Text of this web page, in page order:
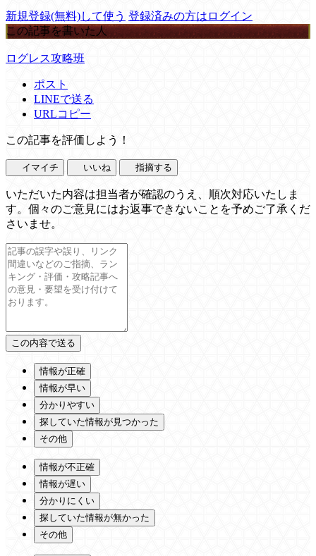
新規登録(無料)して使う 登録済みの方はログイン
この記事を書いた人
ログレス攻略班
ポスト
LINEで送る
URLコピー
この記事を評価しよう！
イマイチ いいね 指摘する
いただいた内容は担当者が確認のうえ、順次対応いたしま
す。個々のご意見にはお返事できないことを予めご了承くだ
さいませ。
情報が正確
情報が早い
分かりやすい
探していた情報が見つかった
その他
情報が不正確
情報が遅い
分かりにくい
探していた情報が無かった
その他